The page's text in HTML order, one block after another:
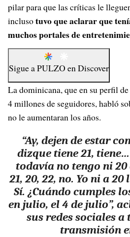
pilar para que las críticas le
inclusotuvo que aclarar que
muchos portales de
Sigue aPULZO enDiscover
La dominicana, que en su perfil
4 millones de seguidores, habló
no le aumentaran los años.
“Ay, dejen de estar
dizque tiene 21,
todavía no tengo ni 20
21, 20, 22, no. Yo ni a 20
Sí. ¿Cuándo cumples
en julio, el 4 de julio”,
sus redes sociales a
transmisión